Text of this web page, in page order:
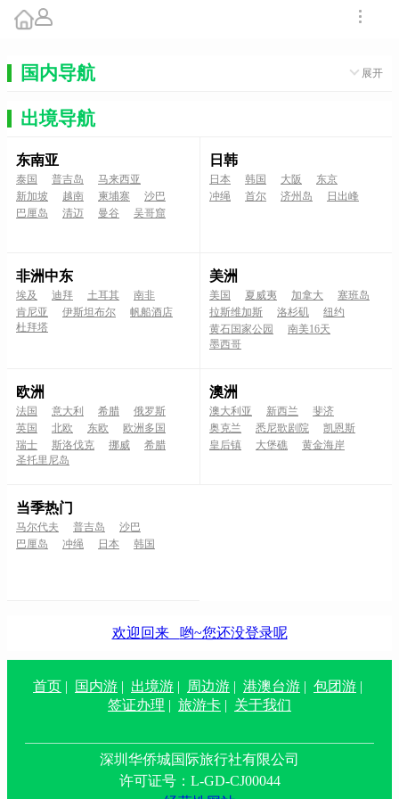
国内导航 展开
出境导航
东南亚
泰国 普吉岛
马来西亚
新加坡
越南 柬埔寨
沙巴
巴厘岛
清迈 曼谷 吴哥窟
日韩
日本 韩国 大阪
东京
冲绳
首尔 济州岛 日出峰
非洲中东
埃及 迪拜 土耳其
南非
肯尼亚
伊斯坦布尔
帆船酒店
杜拜塔
美洲
美国 夏威夷 加拿大
塞班岛
拉斯维加斯
洛杉矶
纽约
黄石国家公园
南美16天
墨西哥
欧洲
法国 意大利 希腊
俄罗斯
英国
北欧 东欧
欧洲多国
瑞士
斯洛伐克 挪威
希腊
圣托里尼岛
澳洲
澳大利亚 新西兰
斐济
奥克兰
悉尼歌剧院
凯恩斯
皇后镇
大堡礁 黄金海岸
当季热门
马尔代夫 普吉岛
沙巴
巴厘岛
冲绳 日本 韩国
欢迎回来 哟~您还没登录呢
首页 | 国内游 | 出境游 | 周边游 | 港澳台游 | 包团游 |
签证办理 | 旅游卡 | 关于我们
深圳华侨城国际旅行社有限公司
许可证号：L-GD-CJ00044